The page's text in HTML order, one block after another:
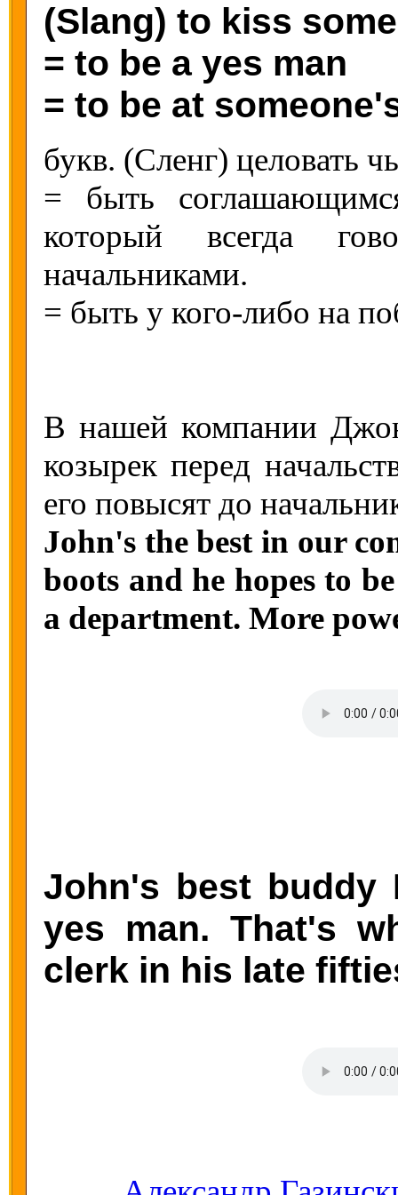
(Slang) to kiss
= to be a yes man
= to be at
букв. (Сленг) целовать
= быть
который всегда
начальниками.
= быть у кого-либо на
В нашей компании
козырек перед
его повысят до
John's the best in our
boots and he hopes to
a department. More
John's best buddy
yes man. That's
clerk in his late